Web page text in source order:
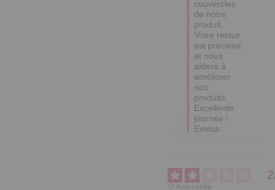
couvercles
de notre
produit.
Votre retour
est précieux
et nous
aidera à
améliorer
nos
produits.
Excellente
journée !
Emma
2
Avis vérifié